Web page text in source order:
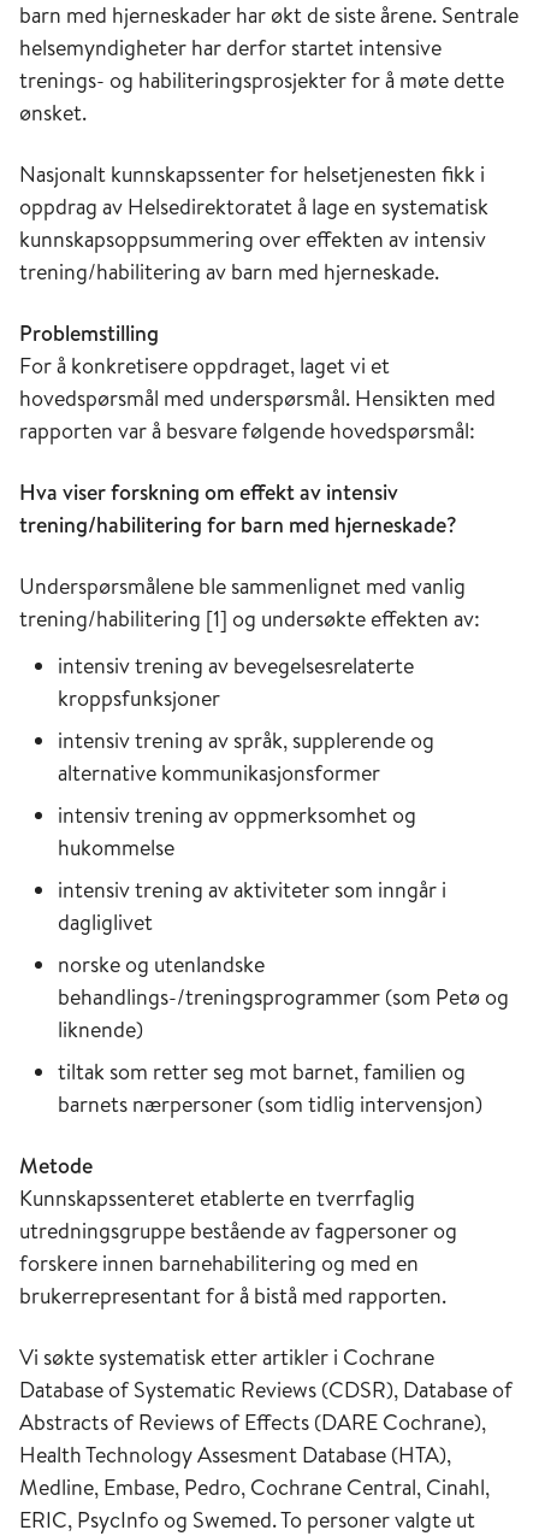
barn med hjerneskader har økt de siste årene. Sentrale
helsemyndigheter har derfor startet intensive
trenings- og habiliteringsprosjekter for å møte dette
ønsket.
Nasjonalt kunnskapssenter for helsetjenesten fikk i
oppdrag av Helsedirektoratet å lage en systematisk
kunnskapsoppsummering over effekten av intensiv
trening/habilitering av barn med hjerneskade.
Problemstilling
For å konkretisere oppdraget, laget vi et
hovedspørsmål med underspørsmål. Hensikten med
rapporten var å besvare følgende hovedspørsmål:
Hva viser forskning om effekt av intensiv
trening/habilitering for barn med hjerneskade?
Underspørsmålene ble sammenlignet med vanlig
trening/habilitering [1] og undersøkte effekten av:
intensiv trening av bevegelsesrelaterte
kroppsfunksjoner
intensiv trening av språk, supplerende og
alternative kommunikasjonsformer
intensiv trening av oppmerksomhet og
hukommelse
intensiv trening av aktiviteter som inngår i
dagliglivet
norske og utenlandske
behandlings-/treningsprogrammer (som Petø og
liknende)
tiltak som retter seg mot barnet, familien og
barnets nærpersoner (som tidlig intervensjon)
Metode
Kunnskapssenteret etablerte en tverrfaglig
utredningsgruppe bestående av fagpersoner og
forskere innen barnehabilitering og med en
brukerrepresentant for å bistå med rapporten.
Vi søkte systematisk etter artikler i Cochrane
Database of Systematic Reviews (CDSR), Database of
Abstracts of Reviews of Effects (DARE Cochrane),
Health Technology Assesment Database (HTA),
Medline, Embase, Pedro, Cochrane Central, Cinahl,
ERIC, PsycInfo og Swemed. To personer valgte ut